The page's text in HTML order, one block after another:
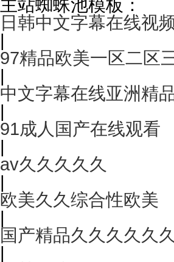
主站蜘蛛池模板：
日韩中文字幕在线视
|
97精品欧美一区二区
|
中文字幕在线亚洲精
|
91成人国产在线观看
|
av久久久久久
|
欧美久久综合性欧美
|
国产精品久久久久久
|